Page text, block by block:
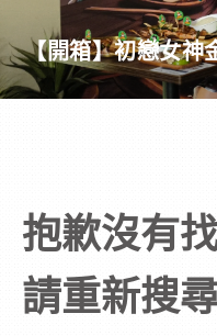
動
漫
次
元
【開箱】初戀女
度合作！攜手焦糖
抱歉沒有
請重新搜